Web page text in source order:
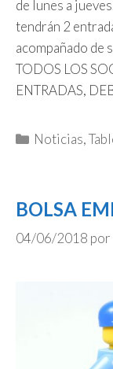
de lunes a
tendrán 2
acompañado de
TODOS LOS
ENTRADAS,
Categorías
Noticias,
BOLSA
04/06/2018 por